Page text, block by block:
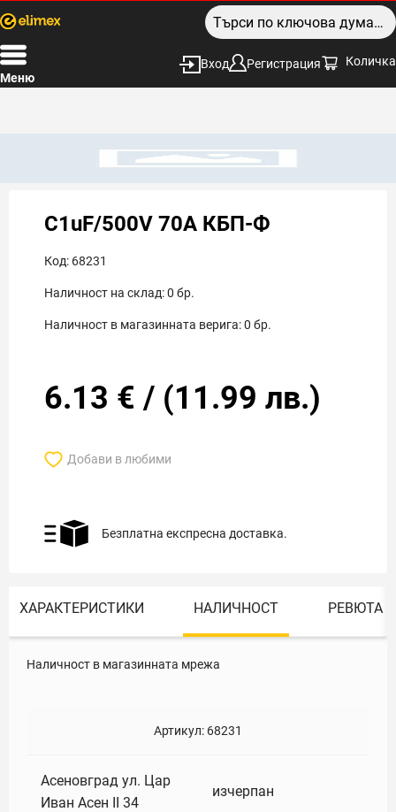
Меню
Вход Регистрация Количка
C1uF/500V 70A КБП-Ф
Код: 68231
Наличност на склад:0 бр.
Наличност в магазинната верига:0 бр.
6.13 € / (11.99 лв.)
Добави в любими
Безплатна експресна доставка.
ХАРАКТЕРИСТИКИ НАЛИЧНОСТ РЕВЮТА
Наличност в магазинната мрежа
Артикул: 68231
Асеновград ул. Цар
Иван Асен II 34
изчерпан